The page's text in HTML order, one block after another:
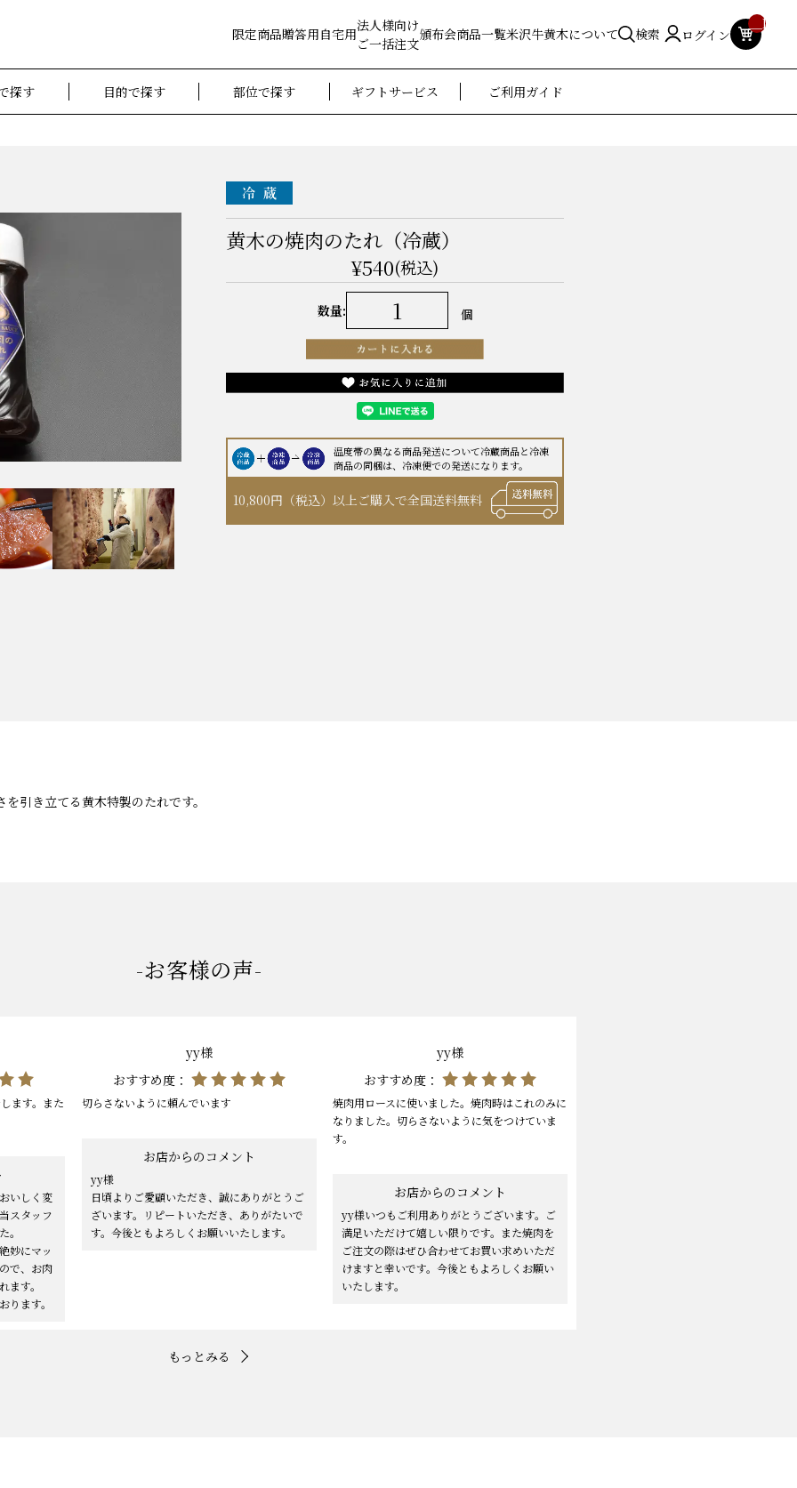
限定商品贈答用自宅用
法人様向け
ご一括注文
頒布会商品一覧米沢牛黄木について 検索 ログイン
探す 目的で探す 部位で探す ギフトサービス ご利用ガイド
黄木の焼肉のたれ（冷蔵）
¥540(税込)
数量: 個
温度帯の異なる商品発送について冷蔵商品と冷凍
商品の同梱は、冷凍便での発送になります。
10,800円（税込）以上 ご購入で全国送料無料
引き立てる黄木特製のたれです。
-お客様の声-
ます。また
いしく変
スタッフ
。
妙にマッ
で、お肉
ます。
ります。
yy様
おすすめ度：
切らさないように頼んでいます
お店からのコメント
yy様
日頃よりご愛顧いただき、誠にありがとうご
ざいます。リピートいただき、ありがたいで
す。今後ともよろしくお願いいたします。
yy様
おすすめ度：
焼肉用ロースに使いました。焼肉時はこれのみに
なりました。切らさないように気をつけていま
す。
お店からのコメント
yy様いつもご利用ありがとうございます。ご
満足いただけて嬉しい限りです。また焼肉を
ご注文の際はぜひ合わせてお買い求めいただ
けますと幸いです。今後ともよろしくお願い
いたします。
もっとみる